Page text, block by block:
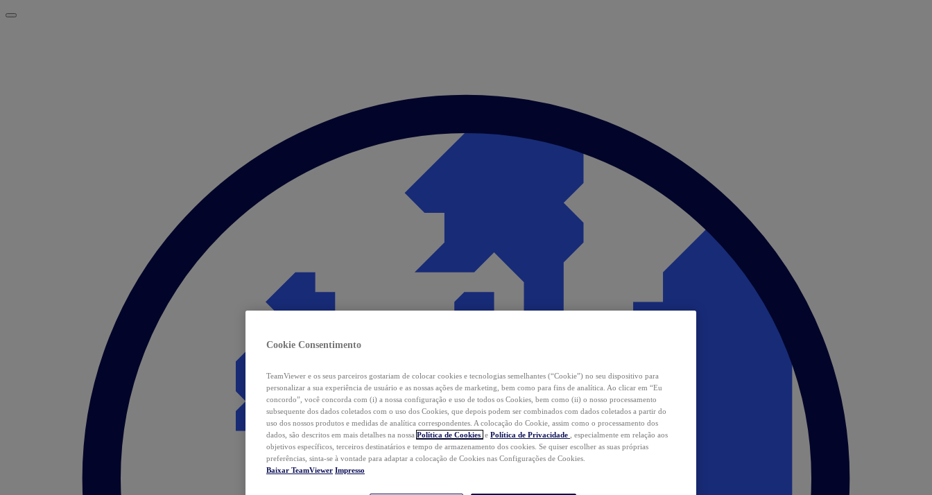
Cookie Consentimento
TeamViewer e os seus parceiros gostariam de colocar cookies e tecnologias semelhantes (“Cookie”) no seu dispositivo para
personalizar a sua experiência de usuário e as nossas ações de marketing, bem como para fins de analítica. Ao clicar em “Eu
concordo”, você concorda com (i) a nossa configuração e uso de todos os Cookies, bem como (ii) o nosso processamento
subsequente dos dados coletados com o uso dos Cookies, que depois podem ser combinados com dados coletados a partir do
uso dos nossos produtos e medidas de analítica correspondentes. A colocação do Cookie, assim como o processamento dos
dados, são descritos em mais detalhes na nossa Política de Cookies e Política de Privacidade
, especialmente em relação aos
objetivos específicos, terceiros destinatários e tempo de armazenamento dos cookies. Se quiser escolher as suas próprias
preferências, sinta-se à vontade para adaptar a colocação de Cookies nas Configurações de Cookies.
Baixar TeamViewer Impresso